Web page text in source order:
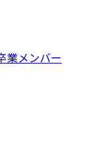
業メンバー